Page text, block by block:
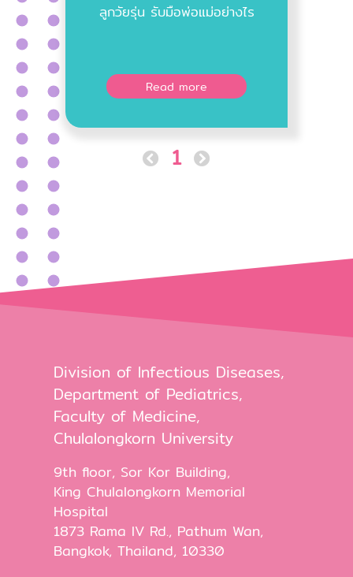
ลูกวัยรุ่น รับมือพ่อแม่อย่างไร
Read more
1
Division of Infectious Diseases,
Department of Pediatrics,
Faculty of Medicine,
Chulalongkorn University
9th floor, Sor Kor Building,
King Chulalongkorn Memorial
Hospital
1873 Rama IV Rd., Pathum Wan,
Bangkok, Thailand, 10330